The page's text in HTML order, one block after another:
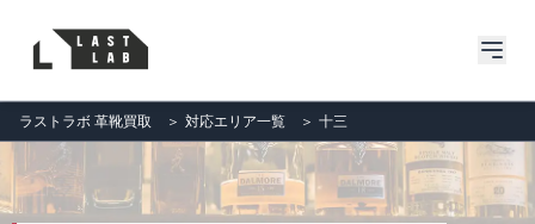
ラストラボ 革靴買取 ＞ 対応エリア一覧 ＞ 十三